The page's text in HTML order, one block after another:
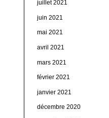
juillet 2021
juin 2021
mai 2021
avril 2021
mars 2021
février 2021
janvier 2021
décembre 2020